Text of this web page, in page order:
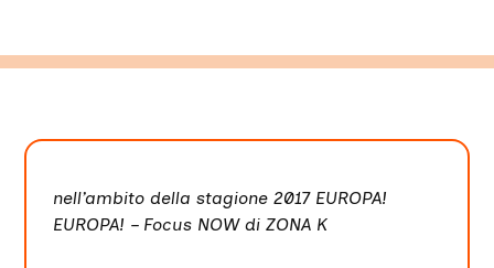
nell’ambito della stagione 2017 EUROPA!
EUROPA! – Focus NOW di ZONA K